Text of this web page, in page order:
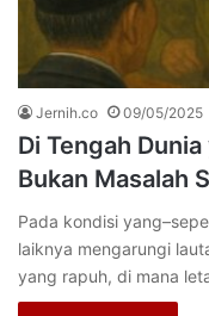
Jernih.co 09/05/2025
Di Tengah
Bukan Masalah
Pada kondisi
laiknya mengarungi
yang rapuh, di mana